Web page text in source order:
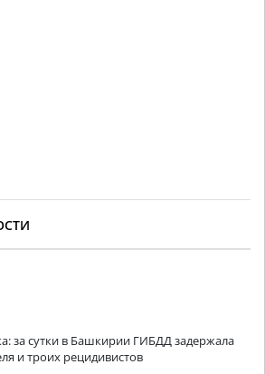
за сутки в Башкирии ГИБДД задержала
и троих рецидивистов